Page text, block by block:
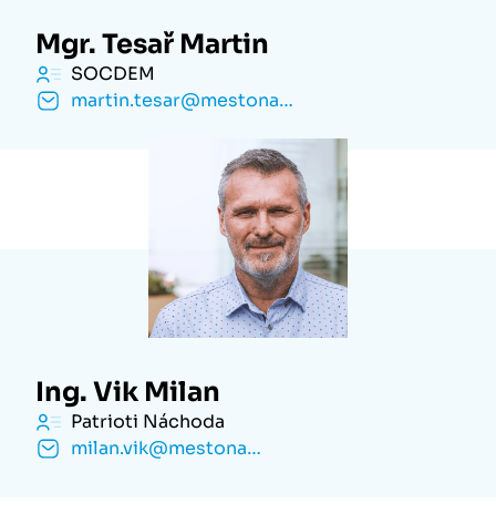
Mgr. Tesař Martin
SOCDEM
martin.tesar@mestonachod.cz
Ing. Vik Milan
Patrioti Náchoda
milan.vik@mestonachod.cz